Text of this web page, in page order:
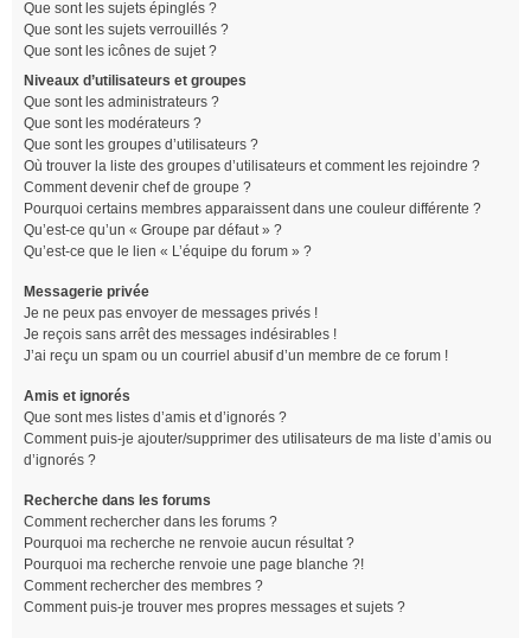
Que sont les sujets épinglés ?
Que sont les sujets verrouillés ?
Que sont les icônes de sujet ?
Niveaux d’utilisateurs et groupes
Que sont les administrateurs ?
Que sont les modérateurs ?
Que sont les groupes d’utilisateurs ?
Où trouver la liste des groupes d’utilisateurs et comment les rejoindre ?
Comment devenir chef de groupe ?
Pourquoi certains membres apparaissent dans une couleur différente ?
Qu’est-ce qu’un « Groupe par défaut » ?
Qu’est-ce que le lien « L’équipe du forum » ?
Messagerie privée
Je ne peux pas envoyer de messages privés !
Je reçois sans arrêt des messages indésirables !
J’ai reçu un spam ou un courriel abusif d’un membre de ce forum !
Amis et ignorés
Que sont mes listes d’amis et d’ignorés ?
Comment puis-je ajouter/supprimer des utilisateurs de ma liste d’amis ou
d’ignorés ?
Recherche dans les forums
Comment rechercher dans les forums ?
Pourquoi ma recherche ne renvoie aucun résultat ?
Pourquoi ma recherche renvoie une page blanche ?!
Comment rechercher des membres ?
Comment puis-je trouver mes propres messages et sujets ?